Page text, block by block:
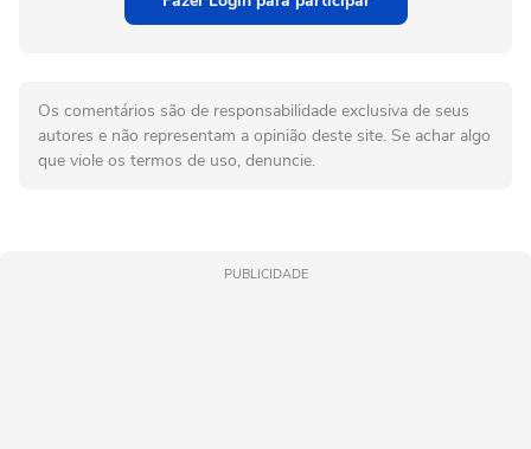
Os comentários são de responsabilidade exclusiva de seus
autores e não representam a opinião deste site. Se achar algo
que viole os termos de uso, denuncie.
PUBLICIDADE